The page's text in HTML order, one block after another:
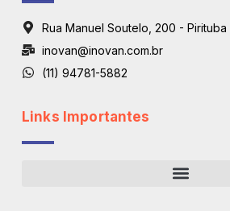
Rua Manuel Soutelo, 200 - Pirituba
inovan@inovan.com.br
(11) 94781-5882
Links Importantes